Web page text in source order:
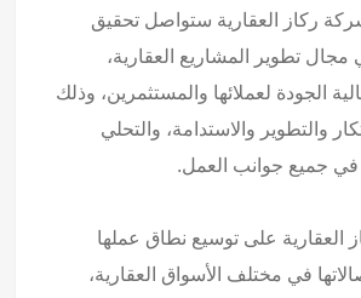
ركاز العقارية ستواصل تحقيق
مجال تطوير المشاريع العقارية،
الجودة لعملائها والمستثمرين، وذلك
والتطوير والاستدامة، والتحلي
في جميع جوانب العمل.
العقارية على توسيع نطاق عملها
في مختلف الأسواق العقارية،